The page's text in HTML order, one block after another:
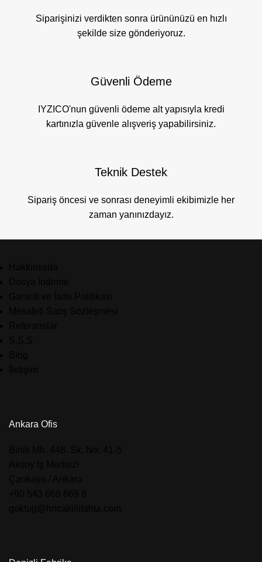
Siparişinizi verdikten sonra ürününüzü en hızlı
şekilde size gönderiyoruz.
Güvenli Ödeme
IYZICO'nun güvenli ödeme alt yapısıyla kredi
kartınızla güvenle alışveriş yapabilirsiniz.
Teknik Destek
Sipariş öncesi ve sonrası deneyimli ekibimizle her
zaman yanınızdayız.
Ankara Ofis